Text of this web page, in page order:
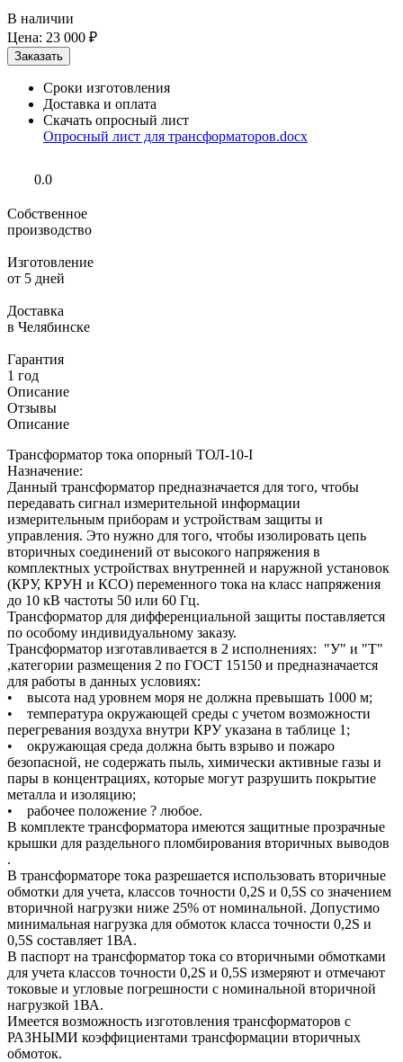
В наличии
Цена: 23 000 ₽
Сроки изготовления
Доставка и оплата
Скачать опросный лист
Опросный лист для трансформаторов.docx
0.0
Собственное
производство
Изготовление
от 5 дней
Доставка
в Челябинске
Гарантия
1 год
Описание
Отзывы
Описание
Трансформатор тока опорный ТОЛ-10-I
Назначение:
Данный трансформатор предназначается для того, чтобы
передавать сигнал измерительной информации
измерительным приборам и устройствам защиты и
управления. Это нужно для того, чтобы изолировать цепь
вторичных соединений от высокого напряжения в
комплектных устройствах внутренней и наружной установок
(КРУ, КРУН и КСО) переменного тока на класс напряжения
до 10 кВ частоты 50 или 60 Гц.
Трансформатор для дифференциальной защиты поставляется
по особому индивидуальному заказу.
Трансформатор изготавливается в 2 исполнениях: "У" и "Т"
,категории размещения 2 по ГОСТ 15150 и предназначается
для работы в данных условиях:
• высота над уровнем моря не должна превышать 1000 м;
• температура окружающей среды с учетом возможности
перегревания воздуха внутри КРУ указана в таблице 1;
• окружающая среда должна быть взрыво и пожаро
безопасной, не содержать пыль, химически активные газы и
пары в концентрациях, которые могут разрушить покрытие
металла и изоляцию;
• рабочее положение ? любое.
В комплекте трансформатора имеются защитные прозрачные
крышки для раздельного пломбирования вторичных выводов
.
В трансформаторе тока разрешается использовать вторичные
обмотки для учета, классов точности 0,2S и 0,5S со значением
вторичной нагрузки ниже 25% от номинальной. Допустимо
минимальная нагрузка для обмоток класса точности 0,2S и
0,5S составляет 1ВА.
В паспорт на трансформатор тока со вторичными обмотками
для учета классов точности 0,2S и 0,5S измеряют и отмечают
токовые и угловые погрешности с номинальной вторичной
нагрузкой 1ВА.
Имеется возможность изготовления трансформаторов с
РАЗНЫМИ коэффициентами трансформации вторичных
обмоток.